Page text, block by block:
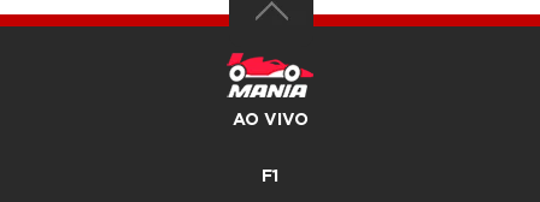
AO VIVO
F1